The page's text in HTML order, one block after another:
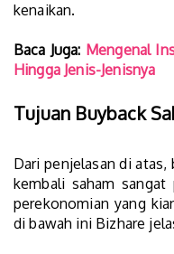
kenaikan.
Baca Juga: Mengenal
Hingga Jenis-Jenisnya
Tujuan Buyback
Dari penjelasan di
kembali saham
perekonomian yang
di bawah ini Bizhare